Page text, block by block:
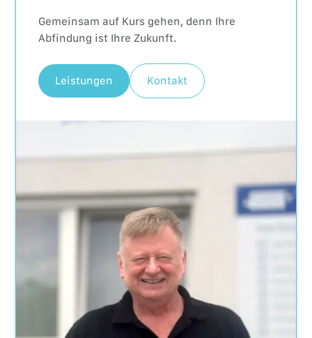
Gemeinsam auf Kurs gehen, denn Ihre
Abfindung ist Ihre Zukunft.
Leistungen Kontakt